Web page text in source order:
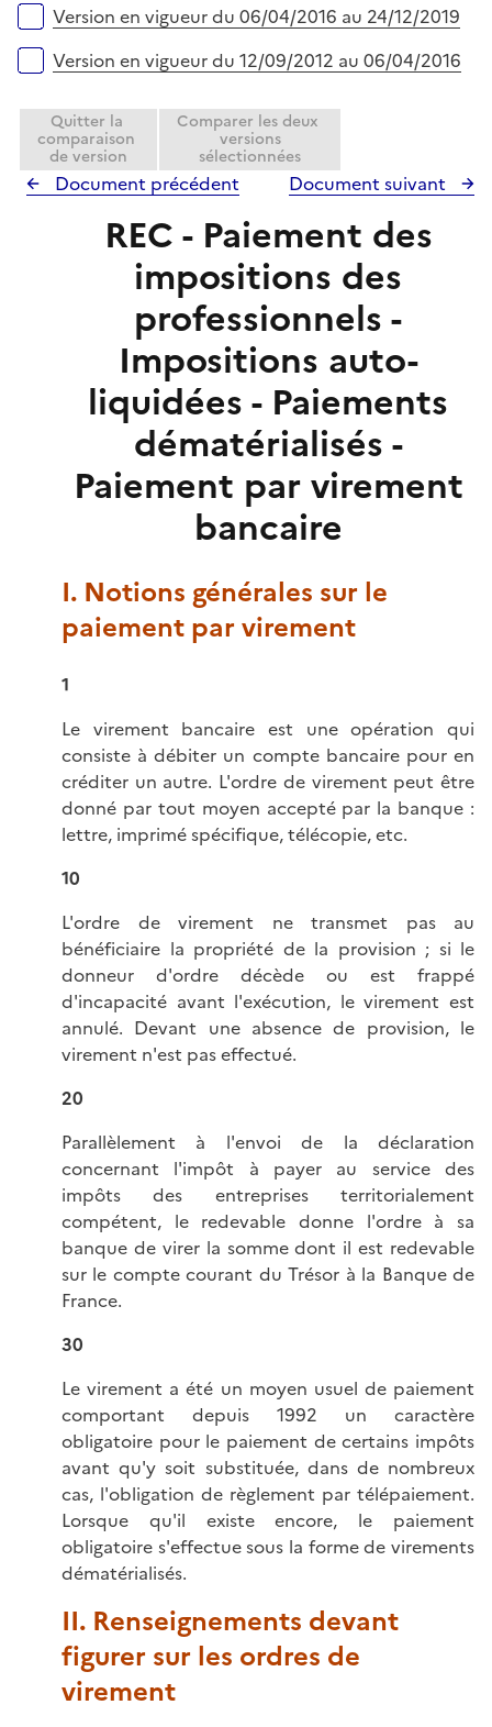
e
e
Version en vigueur du 06/04/2016 au 24/12/2019
Version en vigueur du 12/09/2012 au 06/04/2016
Quitter la
comparaison
de version
Comparer les deux
versions
sélectionnées
Document précédent Document suivant
REC - Paiement des
impositions des
professionnels -
Impositions auto-
liquidées - Paiements
dématérialisés -
Paiement par virement
bancaire
I. Notions générales sur le
paiement par virement
1
Le virement bancaire est une opération qui
consiste à débiter un compte bancaire pour en
créditer un autre. L'ordre de virement peut être
donné par tout moyen accepté par la banque :
lettre, imprimé spécifique, télécopie, etc.
10
L'ordre de virement ne transmet pas au
bénéficiaire la propriété de la provision ; si le
donneur d'ordre décède ou est frappé
d'incapacité avant l'exécution, le virement est
annulé. Devant une absence de provision, le
virement n'est pas effectué.
20
Parallèlement à l'envoi de la déclaration
concernant l'impôt à payer au service des
impôts des entreprises territorialement
compétent, le redevable donne l'ordre à sa
banque de virer la somme dont il est redevable
sur le compte courant du Trésor à la Banque de
France.
30
Le virement a été un moyen usuel de paiement
comportant depuis 1992 un caractère
obligatoire pour le paiement de certains impôts
avant qu'y soit substituée, dans de nombreux
cas, l'obligation de règlement par télépaiement.
Lorsque qu'il existe encore, le paiement
obligatoire s'effectue sous la forme de virements
dématérialisés.
II. Renseignements devant
figurer sur les ordres de
virement